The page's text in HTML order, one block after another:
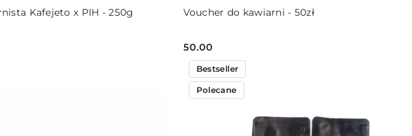
Kafejeto x PIH - 250g
DO KOSZYKA Voucher do kawiarni - 50zł
Cena:
50.00
DO KOSZYKA
Bestseller
Polecane